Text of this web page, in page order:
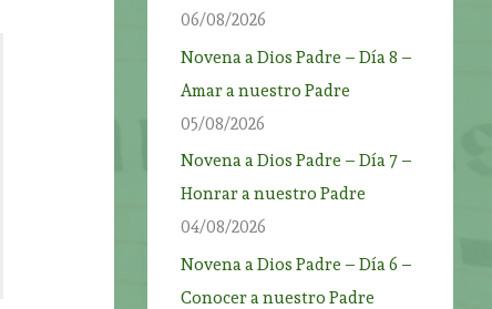
06/08/2026
Novena a Dios Padre – Día 8 –
Amar a nuestro Padre
05/08/2026
Novena a Dios Padre – Día 7 –
Honrar a nuestro Padre
04/08/2026
Novena a Dios Padre – Día 6 –
Conocer a nuestro Padre